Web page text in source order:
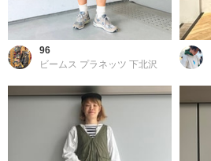
96
ビームス プラネッツ 下北沢